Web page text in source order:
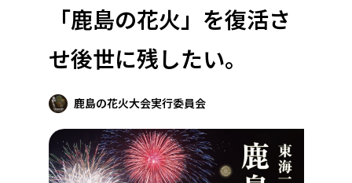
人権・マイノリティ
中部
近畿
中国
国際協力 医療・福祉
子ども・教育
環境・エシカル
人権・マイノリティ
地域からさがす
北海道・東北
北海道 青森 岩手 宮城 秋田 山形
「鹿島の花火」を復活さ
せ後世に残したい。
鹿島の花火大会実行委員会